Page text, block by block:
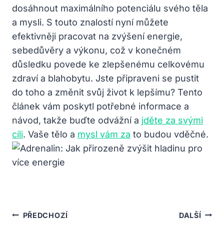
dosáhnout maximálního potenciálu svého těla
a mysli. S touto znalostí nyní můžete
efektivněji pracovat na zvýšení energie,
sebedůvěry a výkonu, což v konečném
důsledku povede ke zlepšenému celkovému
zdraví a blahobytu. Jste připraveni se pustit
do toho a změnit svůj život k lepšímu? Tento
článek vám poskytl potřebné informace a
návod, takže buďte odvážní a jděte za svými
cíli. Vaše tělo a mysl vám za to budou vděčné.
Navigace
PŘEDCHOZÍ DALŠÍ